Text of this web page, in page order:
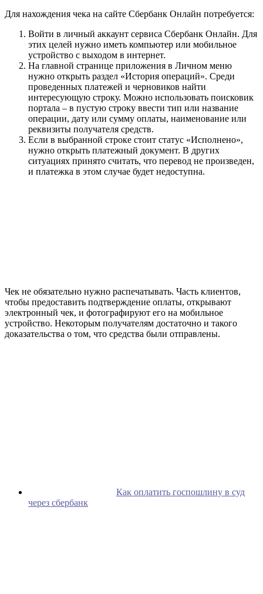
Для нахождения чека на сайте Сбербанк Онлайн потребуется:
Войти в личный аккаунт сервиса Сбербанк Онлайн. Для
этих целей нужно иметь компьютер или мобильное
устройство с выходом в интернет.
На главной странице приложения в Личном меню
нужно открыть раздел «История операций». Среди
проведенных платежей и черновиков найти
интересующую строку. Можно использовать поисковик
портала – в пустую строку ввести тип или название
операции, дату или сумму оплаты, наименование или
реквизиты получателя средств.
Если в выбранной строке стоит статус «Исполнено»,
нужно открыть платежный документ. В других
ситуациях принято считать, что перевод не произведен,
и платежка в этом случае будет недоступна.
Чек не обязательно нужно распечатывать. Часть клиентов,
чтобы предоставить подтверждение оплаты, открывают
электронный чек, и фотографируют его на мобильное
устройство. Некоторым получателям достаточно и такого
доказательства о том, что средства были отправлены.
Как оплатить госпошлину в суд
через сбербанк